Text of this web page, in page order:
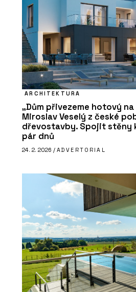
ARCHITEKTURA
„Dům přivezeme hotový
Miroslav Veselý z české
dřevostavby. Spojit stěny
pár dnů
24. 2. 2026 / ADVERTORIAL